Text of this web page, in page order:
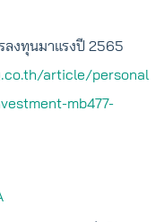
ลงทุนมาแรงปี 2565
article/personal
mb477-